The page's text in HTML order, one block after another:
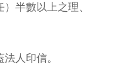
半數以上之理、
人印信。